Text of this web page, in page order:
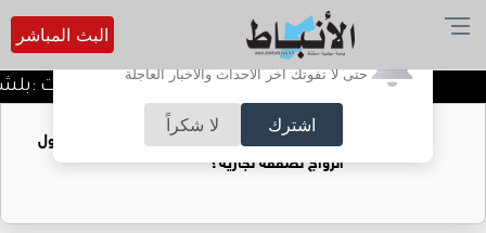
أترغب في تفعيل الإشعارات؟
حتى لا تفوتك آخر الأحداث والأخبار العاجلة
اشترك لا شكراً
البث المباشر
الدميسي لجماهير الوحدات :بلشنا بالمغرفة و
فتيات يستغللنه لتحقيق مكاسب مادية.. هل تحول
الزواج لصفقة تجارية؟